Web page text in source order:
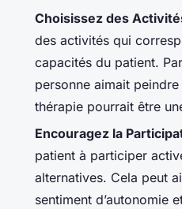
Choisissez des
des activités qui
capacités du patient.
personne aimait
thérapie pourrait être
Encouragez la
patient à participer
alternatives. Cela peut
sentiment d’autonomie